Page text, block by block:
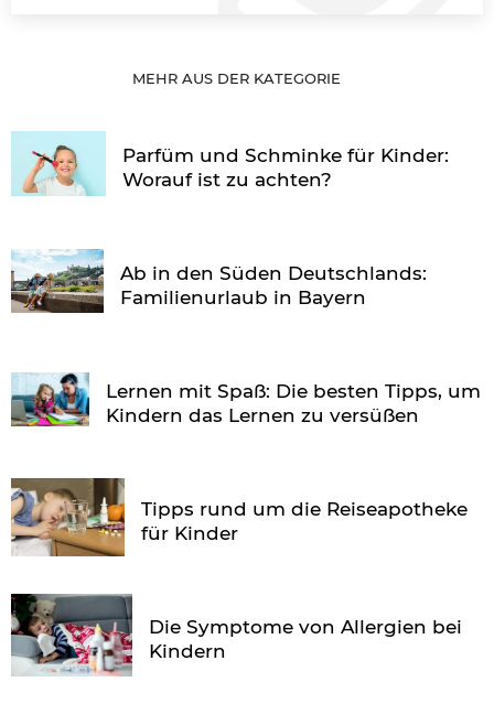
MEHR AUS DER KATEGORIE
Parfüm und Schminke für Kinder:
Worauf ist zu achten?
Ab in den Süden Deutschlands:
Familienurlaub in Bayern
Lernen mit Spaß: Die besten Tipps, um
Kindern das Lernen zu versüßen
Tipps rund um die Reiseapotheke
für Kinder
Die Symptome von Allergien bei
Kindern